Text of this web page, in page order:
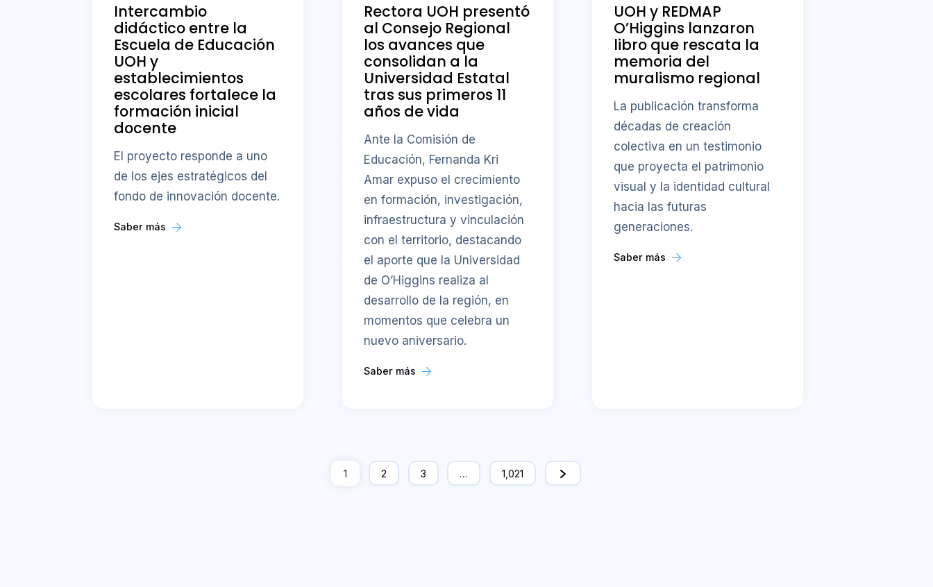
Intercambio
didáctico entre la
Escuela de Educación
UOH y
establecimientos
escolares fortalece la
formación inicial
docente
El proyecto responde a uno
de los ejes estratégicos del
fondo de innovación docente.
Saber más
Rectora UOH presentó
al Consejo Regional
los avances que
consolidan a la
Universidad Estatal
tras sus primeros 11
años de vida
Ante la Comisión de
Educación, Fernanda Kri
Amar expuso el crecimiento
en formación, investigación,
infraestructura y vinculación
con el territorio, destacando
el aporte que la Universidad
de O’Higgins realiza al
desarrollo de la región, en
momentos que celebra un
nuevo aniversario.
Saber más
UOH y REDMAP
O’Higgins lanzaron
libro que rescata la
memoria del
muralismo regional
La publicación transforma
décadas de creación
colectiva en un testimonio
que proyecta el patrimonio
visual y la identidad cultural
hacia las futuras
generaciones.
Saber más
1 2 3 … 1,021